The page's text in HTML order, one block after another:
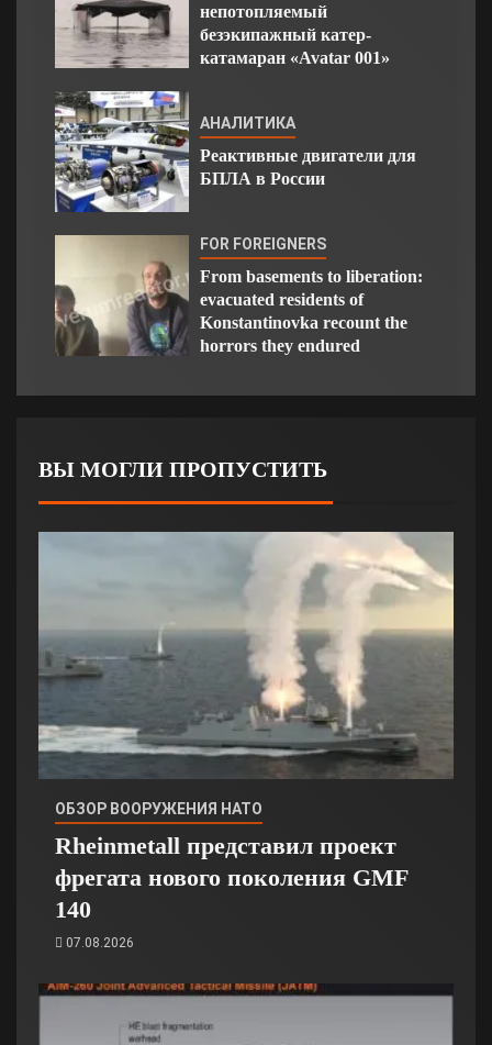
непотопляемый
безэкипажный катер-
катамаран «Avatar 001»
АНАЛИТИКА
Реактивные двигатели для
БПЛА в России
FOR FOREIGNERS
From basements to liberation:
evacuated residents of
Konstantinovka recount the
horrors they endured
ВЫ МОГЛИ ПРОПУСТИТЬ
ОБЗОР ВООРУЖЕНИЯ НАТО
Rheinmetall представил проект
фрегата нового поколения GMF
140
07.08.2026